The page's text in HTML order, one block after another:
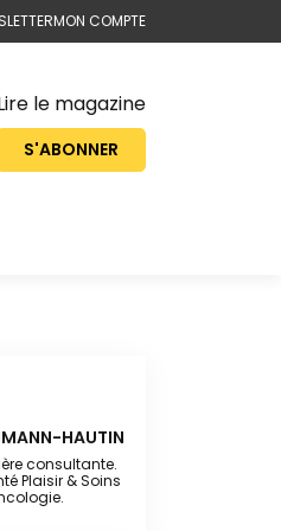
MON COMPTE
le magazine
S'ABONNER
HAUTIN
consultante.
Plaisir & Soins